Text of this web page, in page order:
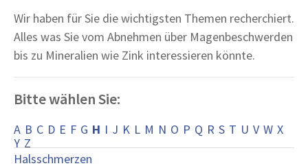
Wir haben für Sie die wichtigsten Themen recherchiert.
Alles was Sie vom Abnehmen über Magenbeschwerden
bis zu Mineralien wie Zink interessieren könnte.
Bitte wählen Sie:
A B C D E F G H I J K L M N O P Q R S T U V W X
Y Z
Halsschmerzen